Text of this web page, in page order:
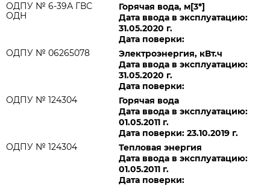
ОДПУ № 6-39А ГВС
ОДН
Горячая вода, м[3*]
Дата ввода в эксплуатацию:
31.05.2020 г.
Дата поверки:
ОДПУ № 06265078
Электроэнергия, кВт.ч
Дата ввода в эксплуатацию:
31.05.2020 г.
Дата поверки:
ОДПУ № 124304
Горячая вода
Дата ввода в эксплуатацию:
01.05.2011 г.
Дата поверки: 23.10.2019 г.
ОДПУ № 124304
Тепловая энергия
Дата ввода в эксплуатацию:
01.05.2011 г.
Дата поверки: